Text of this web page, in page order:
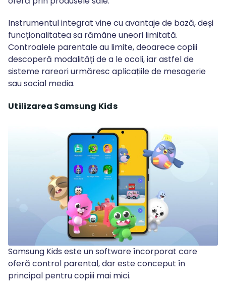
Instrumentul integrat vine cu avantaje de bază, deși
funcționalitatea sa rămâne uneori limitată.
Controalele parentale au limite, deoarece copiii
descoperă modalități de a le ocoli, iar astfel de
sisteme rareori urmăresc aplicațiile de mesagerie
sau social media.
Utilizarea Samsung Kids
Samsung Kids este un software încorporat care
oferă control parental, dar este conceput în
principal pentru copiii mai mici.